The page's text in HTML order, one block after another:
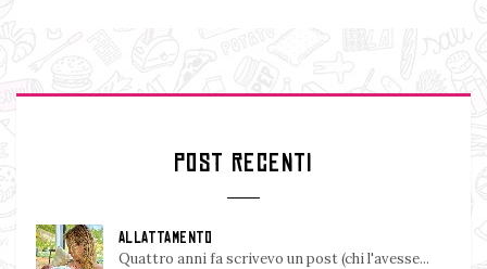
POST RECENTI
ALLATTAMENTO
Quattro anni fa scrivevo un post (chi l'avesse...